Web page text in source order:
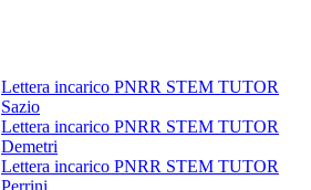
Lettera incarico PNRR STEM TUTOR
Sazio
Lettera incarico PNRR STEM TUTOR
Demetri
Lettera incarico PNRR STEM TUTOR